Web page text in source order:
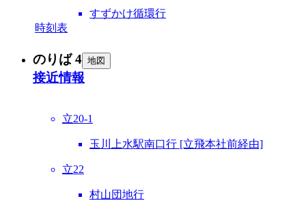
すずかけ循環行
時刻表
のりば 4 地図
接近情報
立20-1
玉川上水駅南口行 [立飛本社前経由]
立22
村山団地行